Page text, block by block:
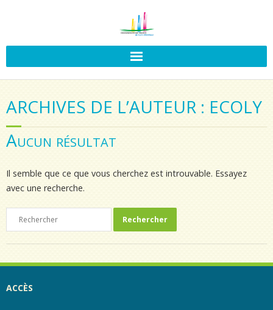
ARCHIVES DE L’AUTEUR : ECOLY
Aucun résultat
Il semble que ce que vous cherchez est introuvable. Essayez
avec une recherche.
ACCÈS